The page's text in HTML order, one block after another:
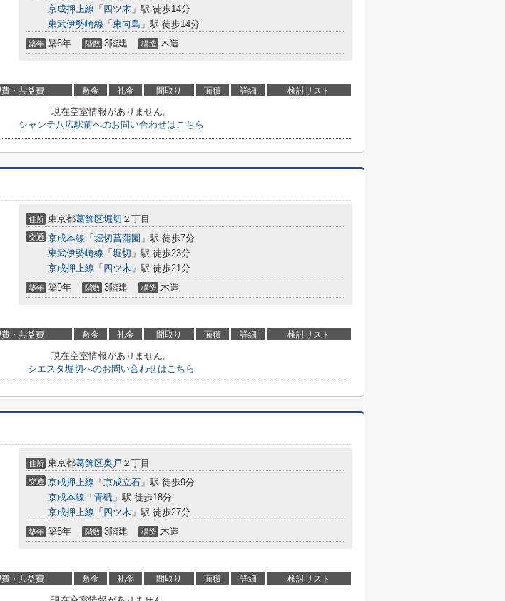
京成押上線 「 四ツ木 」駅 徒歩14分
東武伊勢崎線 「 東向島 」駅 徒歩14分
築年 築6年 階数 3階建 構造 木造
・共益費 敷金 礼金 間取り 面積 詳細 検討リスト
現在空室情報がありません。
シャンテ八広駅前へのお問い合わせはこちら
住所 東京都葛飾区堀切 ２丁目
交通 京成本線 「 堀切菖蒲園 」駅 徒歩7分
東武伊勢崎線 「 堀切 」駅 徒歩23分
京成押上線 「 四ツ木 」駅 徒歩21分
築年 築9年 階数 3階建 構造 木造
・共益費 敷金 礼金 間取り 面積 詳細 検討リスト
現在空室情報がありません。
シエスタ堀切へのお問い合わせはこちら
住所 東京都葛飾区奥戸 ２丁目
交通 京成押上線 「 京成立石 」駅 徒歩9分
京成本線 「 青砥 」駅 徒歩18分
京成押上線 「 四ツ木 」駅 徒歩27分
築年 築6年 階数 3階建 構造 木造
・共益費 敷金 礼金 間取り 面積 詳細 検討リスト